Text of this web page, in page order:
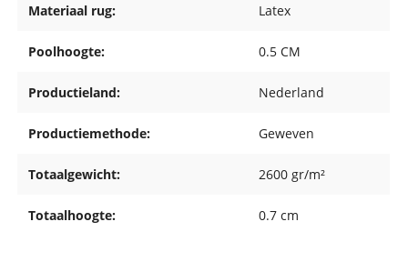
Materiaal rug: Latex
Poolhoogte: 0.5 CM
Productieland: Nederland
Productiemethode: Geweven
Totaalgewicht: 2600 gr/m²
Totaalhoogte: 0.7 cm